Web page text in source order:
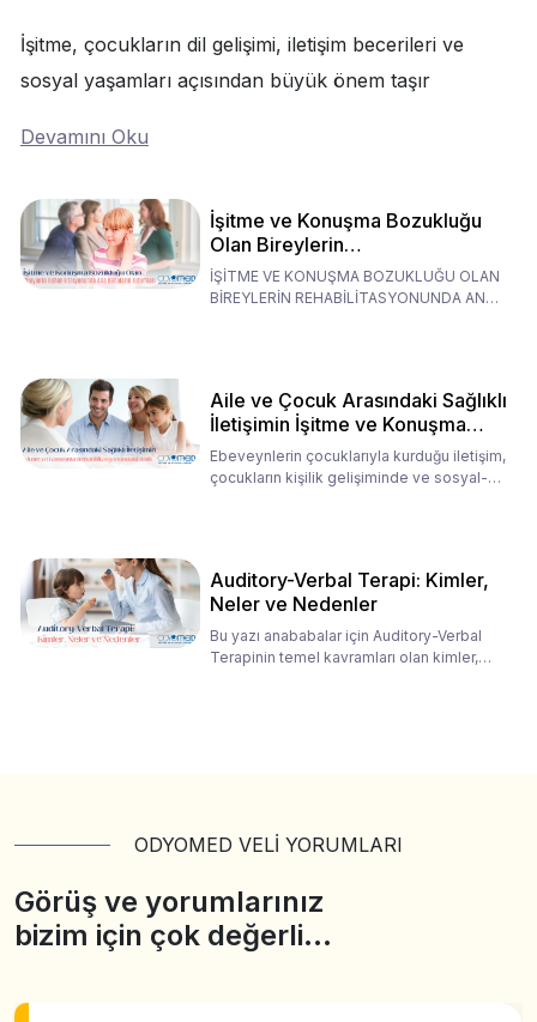
İşitme, çocukların dil gelişimi, iletişim becerileri ve
sosyal yaşamları açısından büyük önem taşır
Devamını Oku
İşitme ve Konuşma Bozukluğu
Olan Bireylerin
Rehabilitasyonunda Ana
Babaların Tutumları
İŞİTME VE KONUŞMA BOZUKLUĞU OLAN
BİREYLERİN REHABİLİTASYONUNDA ANA
Aile ve Çocuk Arasındaki Sağlıklı
İletişimin İşitme ve Konuşma
Rehabilitasyonundaki Rolü
Ebeveynlerin çocuklarıyla kurduğu iletişim,
çocukların kişilik gelişiminde ve sosyal-
Auditory-Verbal Terapi: Kimler,
Neler ve Nedenler
Bu yazı anababalar için Auditory-Verbal
Terapinin temel kavramları olan kimler,
ODYOMED VELİ YORUMLARI
Görüş ve yorumlarınız
bizim için çok değerli…